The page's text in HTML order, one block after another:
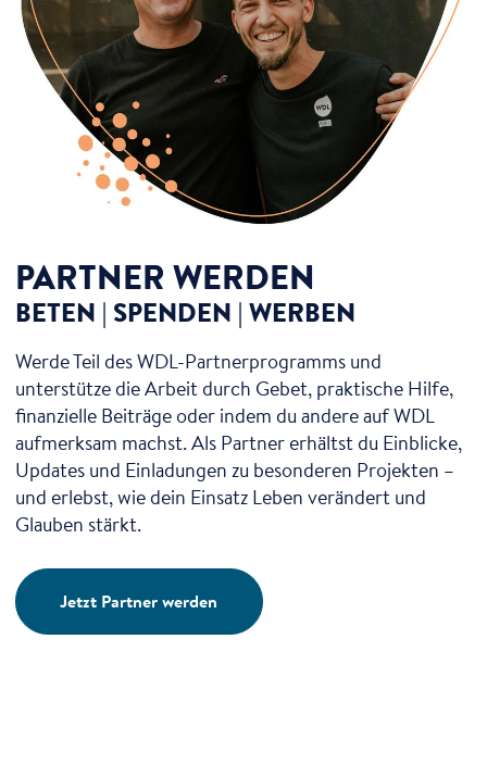
PARTNER WERDEN
BETEN | SPENDEN | WERBEN
Werde Teil des WDL-Partnerprogramms und
unterstütze die Arbeit durch Gebet, praktische Hilfe,
finanzielle Beiträge oder indem du andere auf WDL
aufmerksam machst. Als Partner erhältst du Einblicke,
Updates und Einladungen zu besonderen Projekten –
und erlebst, wie dein Einsatz Leben verändert und
Glauben stärkt.
Jetzt Partner werden